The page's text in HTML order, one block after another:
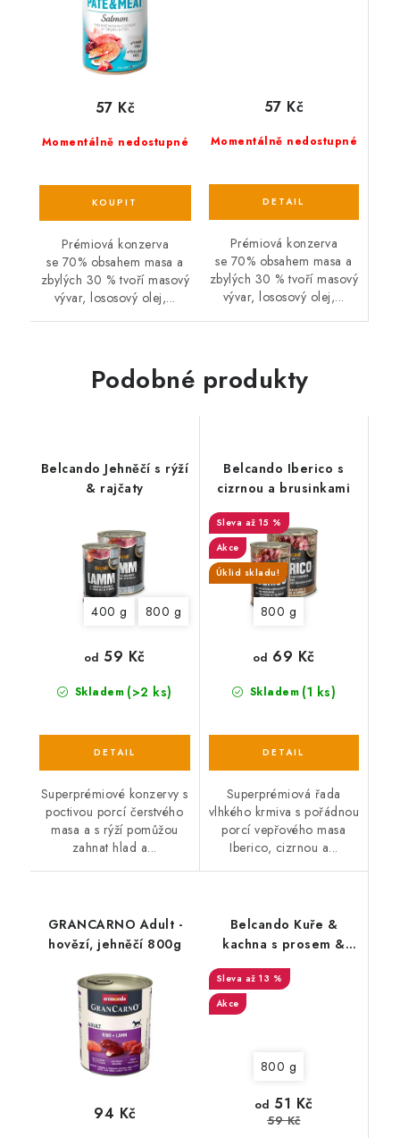
Momentálně nedostupné
57 Kč
Prémiová konzerva
se 70% obsahem masa a
zbylých 30 % tvoří masový
vývar, lososový olej,...
Momentálně nedostupné
57 Kč
Prémiová konzerva
se 70% obsahem masa a
zbylých 30 % tvoří masový
vývar, lososový olej,...
Podobné produkty
Belcando Jehněčí s rýží
& rajčaty
400 g 800 g
Skladem (>2 ks)
od 59 Kč
Superprémiové konzervy s
poctivou porcí čerstvého
masa a s rýží pomůžou
zahnat hlad a...
Belcando Iberico s
cizrnou a brusinkami
až 15 %
Akce
Úklid skladu!
800 g
Skladem (1 ks)
od 69 Kč
Superprémiová řada
vlhkého krmiva s pořádnou
porcí vepřového masa
Iberico, cizrnou a...
GRANCARNO Adult -
hovězí, jehněčí 800g
94 Kč
Belcando Kuře &
kachna s prosem &
až 13 %
Akce
800 g
od 51 Kč
59 Kč